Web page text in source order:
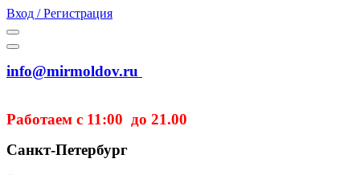
Вход / Регистрация
info@mirmoldov.ru
Работаем с 11:00 до 21.00
Санкт-Петербург